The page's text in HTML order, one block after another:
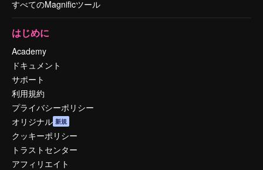
すべてのMagnificツール
はじめに
Academy
ドキュメント
サポート
利用規約
プライバシーポリシー
オリジナル 新規
クッキーポリシー
トラストセンター
アフィリエイト